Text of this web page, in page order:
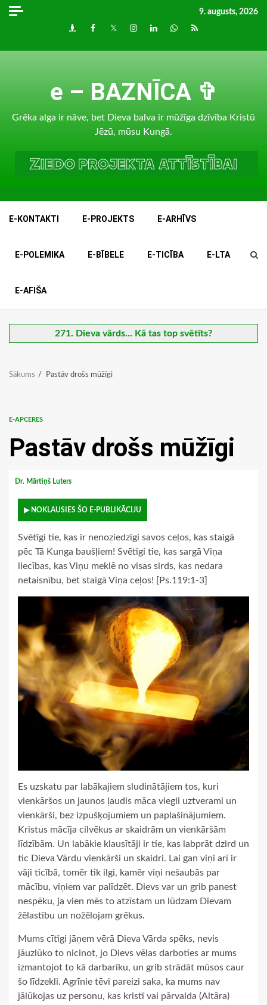
Skip
9. augusts, 2026
DraugiemFacebook
TwitterInstagram
LinkedInwhatsapp
RSS
e – BAZNĪCA ✞
Grēka alga ir nāve, bet Dieva balva ir mūžīga dzīvība Kristū
Jēzū, mūsu Kungā.
E-KONTAKTI E-PROJEKTS E-ARHĪVS
E-POLEMIKA E-BĪBELE E-TICĪBA E-LTA
E-AFIŠA
271. Dieva vārds... Kā tas top svētīts?
Sākums Pastāv drošs mūžīgi
E-APCERES
Pastāv drošs mūžīgi
Dr. Mārtiņš Luters
▶ NOKLAUSIES ŠO E-PUBLIKĀCIJU
Svētīgi tie, kas ir nenoziedzīgi savos ceļos, kas staigā
pēc Tā Kunga baušļiem! Svētīgi tie, kas sargā Viņa
liecības, kas Viņu meklē no visas sirds, kas nedara
netaisnību, bet staigā Viņa ceļos! [Ps.119:1-3]
Es uzskatu par labākajiem sludinātājiem tos, kuri
vienkāršos un jaunos ļaudis māca viegli uztverami un
vienkārši, bez izpušķojumiem un paplašinājumiem.
Kristus mācīja cilvēkus ar skaidrām un vienkāršām
līdzībām. Un labākie klausītāji ir tie, kas labprāt dzird un
tic Dieva Vārdu vienkārši un skaidri. Lai gan viņi arī ir
vāji ticībā, tomēr tik ilgi, kamēr viņi nešaubās par
mācību, viņiem var palīdzēt. Dievs var un grib panest
nespēku, ja vien mēs to atzīstam un lūdzam Dievam
žēlastību un nožēlojam grēkus.
Mums cītīgi jāņem vērā Dieva Vārda spēks, nevis
jāuzlūko to nicinot, jo Dievs vēlas darboties ar mums
izmantojot to kā darbarīku, un grib strādāt mūsos caur
šo līdzekli. Agrīnie tēvi pareizi saka, ka mums nav
jālūkojas uz personu, kas kristī vai pārvalda (Altāra)